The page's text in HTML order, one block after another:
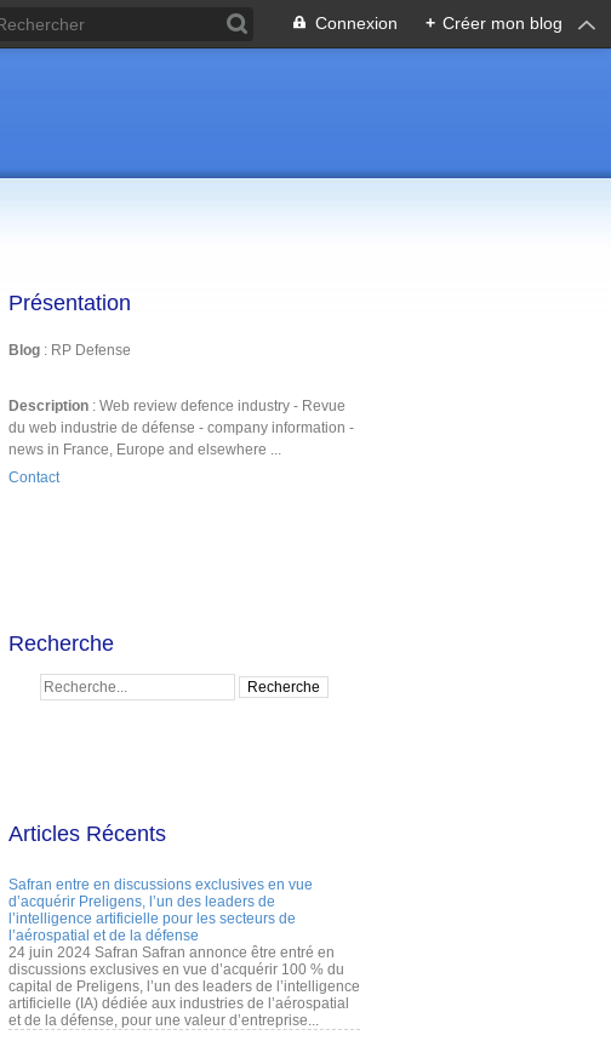
Connexion + Créer mon blog
Présentation
Blog : RP Defense
Description : Web review defence industry - Revue
du web industrie de défense - company information -
news in France, Europe and elsewhere ...
Contact
Recherche
Articles Récents
Safran entre en discussions exclusives en vue
d’acquérir Preligens, l’un des leaders de
l’intelligence artificielle pour les secteurs de
l’aérospatial et de la défense
24 juin 2024 Safran Safran annonce être entré en
discussions exclusives en vue d’acquérir 100 % du
capital de Preligens, l’un des leaders de l’intelligence
artificielle (IA) dédiée aux industries de l’aérospatial
et de la défense, pour une valeur d’entreprise...